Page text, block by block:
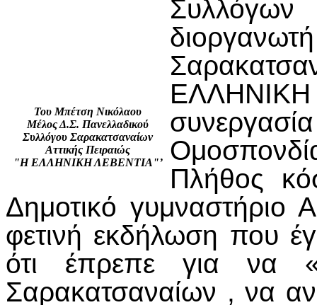
Του Μπέτση Νικόλαου
Μέλος Δ.Σ. Πανελλαδικού
Συλλόγου Σαρακατσαναίων
Αττικής Πειραιώς
"Η ΕΛΛΗΝΙΚΗ ΛΕΒΕΝΤΙΑ"’
Πλήθος
Δημοτικό γυμναστήριο
φετινή εκδήλωση που
ότι έπρεπε για να
Σαρακατσαναίων , να